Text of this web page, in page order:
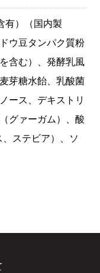
有）（国内製
ウ豆タンパク質粉
含む）、発酵乳風
芽糖水飴、乳酸菌
ース、デキストリ
グァーガム）、酸
ステビア）、ソ